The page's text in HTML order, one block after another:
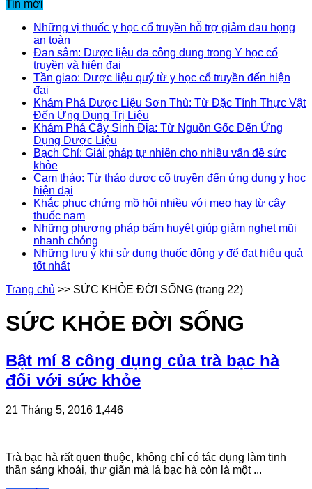
Tin mới
Những vị thuốc y học cổ truyền hỗ trợ giảm đau họng
an toàn
Đan sâm: Dược liệu đa công dụng trong Y học cổ
truyền và hiện đại
Tần giao: Dược liệu quý từ y học cổ truyền đến hiện
đại
Khám Phá Dược Liệu Sơn Thù: Từ Đặc Tính Thực Vật
Đến Ứng Dụng Trị Liệu
Khám Phá Cây Sinh Địa: Từ Nguồn Gốc Đến Ứng
Dụng Dược Liệu
Bạch Chỉ: Giải pháp tự nhiên cho nhiều vấn đề sức
khỏe
Cam thảo: Từ thảo dược cổ truyền đến ứng dụng y học
hiện đại
Khắc phục chứng mồ hôi nhiều với mẹo hay từ cây
thuốc nam
Những phương pháp bấm huyệt giúp giảm nghẹt mũi
nhanh chóng
Những lưu ý khi sử dụng thuốc đông y để đạt hiệu quả
tốt nhất
Trang chủ >> SỨC KHỎE ĐỜI SỐNG (trang 22)
SỨC KHỎE ĐỜI SỐNG
Bật mí 8 công dụng của trà bạc hà
đối với sức khỏe
21 Tháng 5, 2016 1,446
Trà bạc hà rất quen thuộc, không chỉ có tác dụng làm tinh
thần sảng khoái, thư giãn mà lá bạc hà còn là một ...